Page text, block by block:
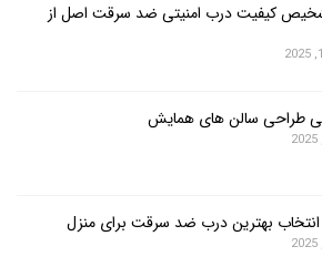
درب امنیتی ضد سرقت اصل از
های همایش
درب ضد سرقت برای منزل